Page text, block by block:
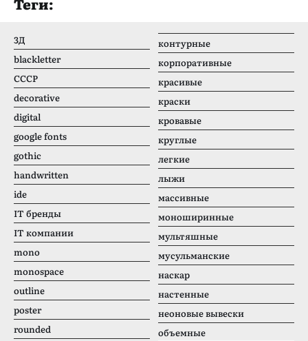
3Д
blackletter
CCCР
decorative
digital
google fonts
gothic
handwritten
ide
IT бренды
IT компании
mono
monospace
outline
poster
rounded
контурные
корпоративные
красивые
краски
кровавые
круглые
легкие
лыжи
массивные
моноширинные
мультяшные
мусульманские
наскар
настенные
неоновые вывески
объемные